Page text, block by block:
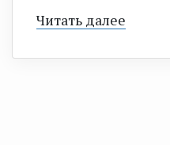
Читать далее